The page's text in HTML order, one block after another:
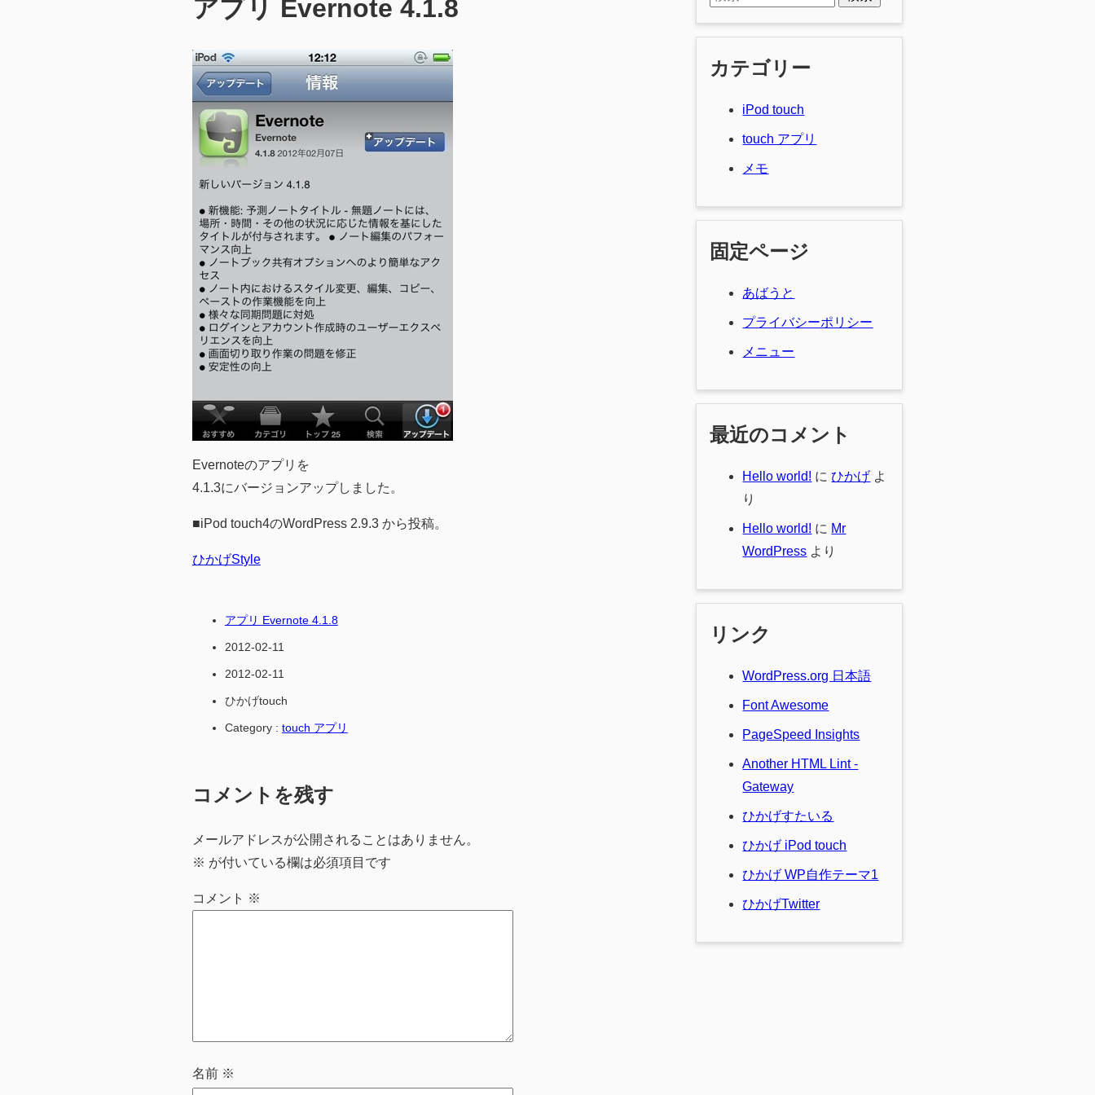
アプリ Evernote 4.1.8
Evernoteのアプリを
4.1.3にバージョンアップしました。
■iPod touch4のWordPress 2.9.3 から投稿。
ひかげStyle
アプリ Evernote 4.1.8
2012-02-11
2012-02-11
ひかげtouch
Category : touch アプリ
コメントを残す
メールアドレスが公開されることはありません。
※ が付いている欄は必須項目です
コメント ※
名前 ※
カテゴリー
iPod touch
touch アプリ
メモ
固定ページ
あばうと
プライバシーポリシー
メニュー
最近のコメント
Hello world! にひかげ よ
り
Hello world! に Mr
WordPress より
リンク
WordPress.org 日本語
Font Awesome
PageSpeed Insights
Another HTML Lint -
Gateway
ひかげすたいる
ひかげ iPod touch
ひかげ WP自作テーマ1
ひかげTwitter